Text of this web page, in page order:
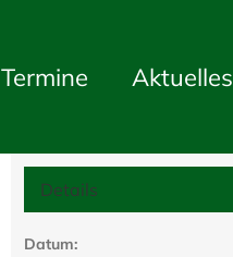
Termine Aktuelles
Details
Datum: